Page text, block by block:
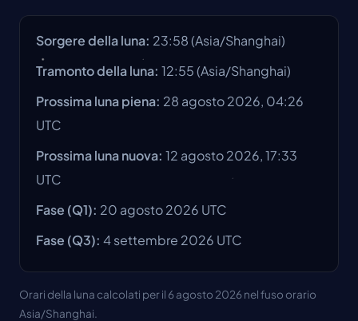
Sorgere della luna: 23:58(Asia/Shanghai)
Tramonto della luna: 12:55(Asia/Shanghai)
Prossima luna piena: 28 agosto 2026, 04:26
UTC
Prossima luna nuova: 12 agosto 2026, 17:33
UTC
Fase (Q1): 20 agosto 2026 UTC
Fase (Q3): 4 settembre 2026 UTC
Orari della luna calcolati per il 6 agosto 2026 nel fuso orario
Asia/Shanghai.